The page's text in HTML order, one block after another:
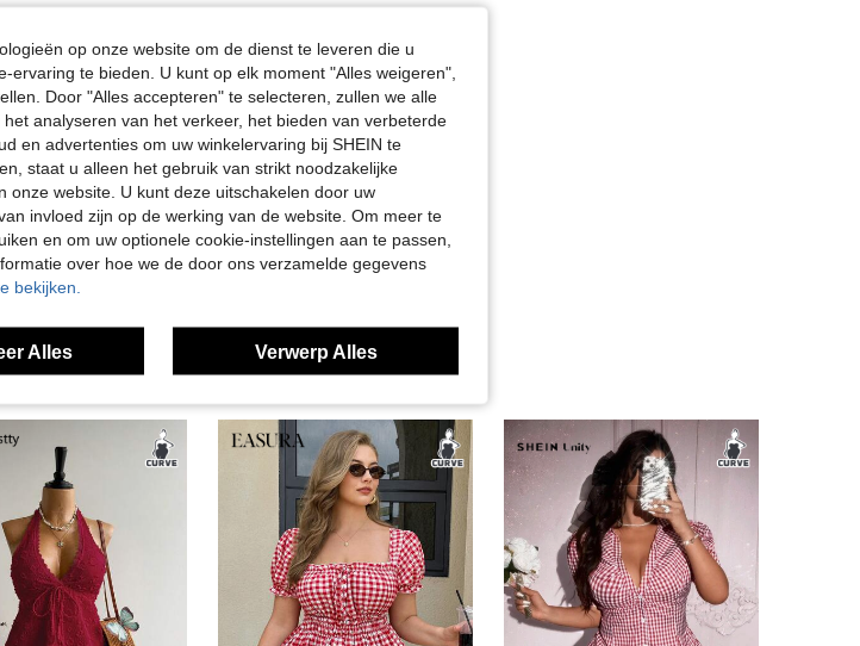
Nuttig (0)
op onze website om de dienst te leveren die u
te bieden. U kunt op elk moment "Alles weigeren",
Door "Alles accepteren" te selecteren, zullen we alle
analyseren van het verkeer, het bieden van verbeterde
en advertenties om uw winkelervaring bij SHEIN te
staat u alleen het gebruik van strikt noodzakelijke
onze website. U kunt deze uitschakelen door uw
invloed zijn op de werking van de website. Om meer te
en om uw optionele cookie-instellingen aan te passen,
over hoe we de door ons verzamelde gegevens
bekijken.
Alles Verwerp Alles